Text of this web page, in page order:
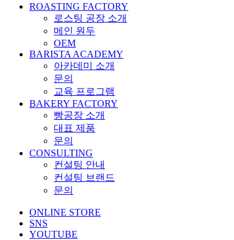
ROASTING FACTORY
로스팅 공장 소개
메인 원두
OEM
BARISTA ACADEMY
아카데미 소개
문의
교육 프로그램
BAKERY FACTORY
빵공장 소개
대표 제품
문의
CONSULTING
컨설팅 안내
컨설팅 브랜드
문의
ONLINE STORE
SNS
YOUTUBE